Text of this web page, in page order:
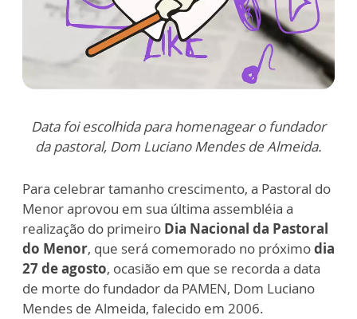
Data foi escolhida para homenagear o fundador
da pastoral, Dom Luciano Mendes de Almeida.
Para celebrar tamanho crescimento, a Pastoral do
Menor aprovou em sua última assembléia a
realização do primeiro Dia Nacional da Pastoral
do Menor, que será comemorado no próximodia
27 de agosto, ocasião em que se recorda a data
de morte do fundador da PAMEN, Dom Luciano
Mendes de Almeida, falecido em 2006.